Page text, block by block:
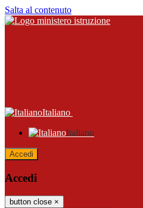
Salta al contenuto
Italiano
Italiano
Accedi
Accedi
button close ×